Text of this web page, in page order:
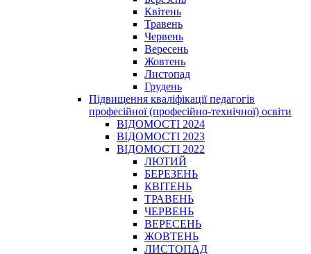
Квітень
Травень
Червень
Вересень
Жовтень
Листопад
Грудень
Підвищення кваліфікації педагогів
професійної (професійно-технічної) освіти
ВІДОМОСТІ 2024
ВІДОМОСТІ 2023
ВІДОМОСТІ 2022
ЛЮТИЙ
БЕРЕЗЕНЬ
КВІТЕНЬ
ТРАВЕНЬ
ЧЕРВЕНЬ
ВЕРЕСЕНЬ
ЖОВТЕНЬ
ЛИСТОПАД